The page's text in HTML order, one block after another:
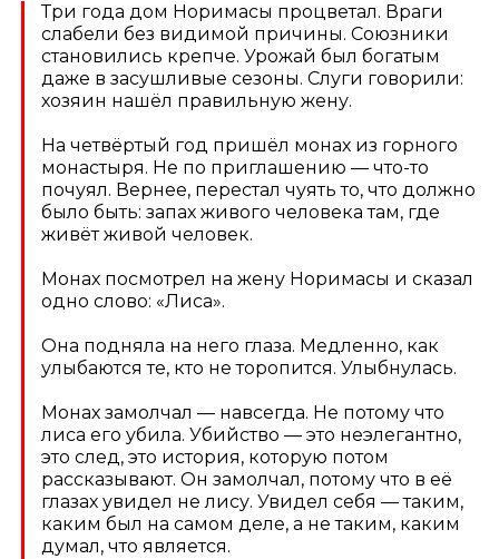
Три года дом Норимасы процветал. Враги
слабели без видимой причины. Союзники
становились крепче. Урожай был богатым
даже в засушливые сезоны. Слуги говорили:
хозяин нашёл правильную жену.
На четвёртый год пришёл монах из горного
монастыря. Не по приглашению — что-то
почуял. Вернее, перестал чуять то, что должно
было быть: запах живого человека там, где
живёт живой человек.
Монах посмотрел на жену Норимасы и сказал
одно слово: «Лиса».
Она подняла на него глаза. Медленно, как
улыбаются те, кто не торопится. Улыбнулась.
Монах замолчал — навсегда. Не потому что
лиса его убила. Убийство — это неэлегантно,
это след, это история, которую потом
рассказывают. Он замолчал, потому что в её
глазах увидел не лису. Увидел себя — таким,
каким был на самом деле, а не таким, каким
думал, что является.